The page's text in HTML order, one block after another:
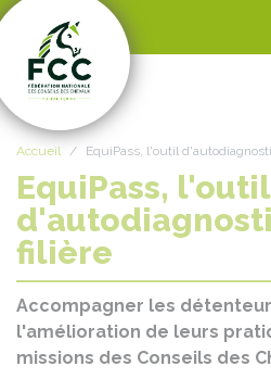
Accueil EquiPass, l'outil
EquiPass, l'outil
filière
Accompagner les
l'amélioration de leurs
missions des Conseils des
Panneau de gestion des cookies